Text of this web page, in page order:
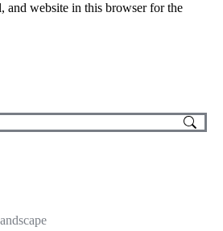
and website in this browser for the